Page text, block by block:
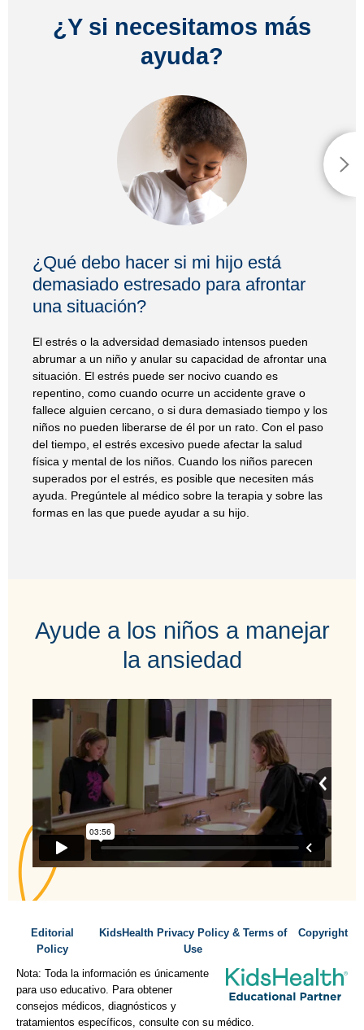
¿Y si necesitamos más
ayuda?
¿Qué debo hacer si mi hijo está
demasiado estresado para afrontar
una situación?
El estrés o la adversidad demasiado intensos pueden
abrumar a un niño y anular su capacidad de afrontar una
situación. El estrés puede ser nocivo cuando es
repentino, como cuando ocurre un accidente grave o
fallece alguien cercano, o si dura demasiado tiempo y los
niños no pueden liberarse de él por un rato. Con el paso
del tiempo, el estrés excesivo puede afectar la salud
física y mental de los niños. Cuando los niños parecen
superados por el estrés, es posible que necesiten más
ayuda. Pregúntele al médico sobre la terapia y sobre las
formas en las que puede ayudar a su hijo.
Ayude a los niños a manejar
la ansiedad
Editorial
Policy
KidsHealth Privacy Policy & Terms of
Use
Copyright
Nota: Toda la información es únicamente
para uso educativo. Para obtener
consejos médicos, diagnósticos y
tratamientos específicos, consulte con su médico.